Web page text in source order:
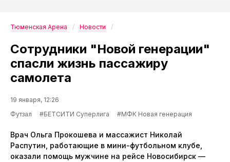
Тюменская Арена Новости
Сотрудники "Новой генерации"
спасли жизнь пассажиру
самолета
19 января, 12:26
Футзал
#БЕТСИТИ Суперлига #МФК Новая генерация
Врач Ольга Прокошева и массажист Николай
Распутин, работающие в мини-футбольном клубе,
оказали помощь мужчине на рейсе Новосибирск —